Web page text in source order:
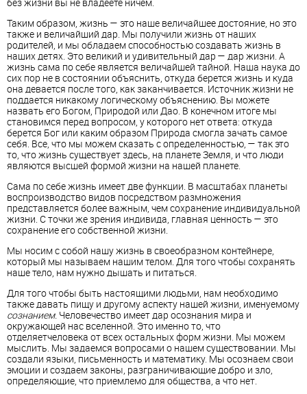
Таким образом, жизнь — это наше величайшее достояние, но это
также и величайший дар. Мы получили жизнь от наших
родителей, и мы обладаем способностью создавать жизнь в
наших детях. Это великий и удивительный дар — дар жизни. А
жизнь сама по себе является величайшей тайной. Наша наука до
сих пор не в состоянии объяснить, откуда берется жизнь и куда
она девается после того, как заканчивается. Источник жизни не
поддается никакому логическому объяснению. Вы можете
назвать его Богом, Природой или Дао. В конечном итоге мы
становимся перед вопросом, у которого нет ответа: откуда
берется Бог или каким образом Природа смогла зачать самое
себя. Все, что мы можем сказать с определенностью, — так это
то, что жизнь существует здесь, на планете Земля, и что люди
являются высшей формой жизни на нашей планете.
Сама по себе жизнь имеет две функции. В масштабах планеты
воспроизводство видов посредством размножения
представляется более важным, чем сохранение индивидуальной
жизни. С точки же зрения индивида, главная ценность — это
сохранение его собственной жизни.
Мы носим с собой нашу жизнь в своеобразном контейнере,
который мы называем нашим телом. Для того чтобы сохранять
наше тело, нам нужно дышать и питаться.
Для того чтобы быть настоящими людьми, нам необходимо
также давать пищу и другому аспекту нашей жизни, именуемому
сознанием. Человечество имеет дар осознания мира и
окружающей нас вселенной. Это именно то, что
отделяетчеловека от всех остальных форм жизни. Мы можем
мыслить. Мы задаемся вопросами о нашем существовании. Мы
создали языки, письменность и математику. Мы осознаем свои
эмоции и создаем законы, разграничивающие добро и зло,
определяющие, что приемлемо для общества, а что нет.